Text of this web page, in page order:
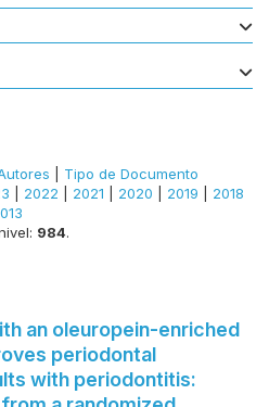
Tipo de Documento
2022 2021 2020 2019
2018
984.
an oleuropein-enriched
periodontal
with periodontitis: